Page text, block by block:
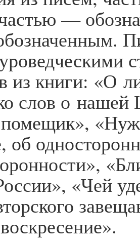
—
из книги: «О
слов о нашей
об
«Чей